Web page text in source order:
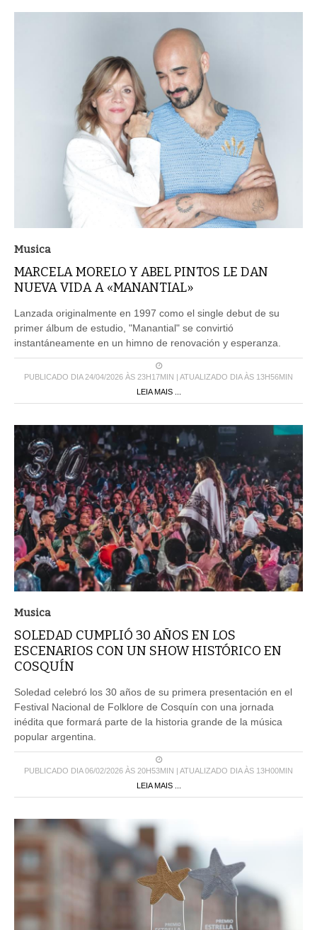
Musica
MARCELA MORELO Y ABEL PINTOS LE DAN
NUEVA VIDA A «MANANTIAL»
Lanzada originalmente en 1997 como el single debut de su
primer álbum de estudio, "Manantial" se convirtió
instantáneamente en un himno de renovación y esperanza.
PUBLICADO DIA 24/04/2026 ÀS 23H17MIN | ATUALIZADO DIA ÀS 13H56MIN
LEIA MAIS ...
Musica
SOLEDAD CUMPLIÓ 30 AÑOS EN LOS
ESCENARIOS CON UN SHOW HISTÓRICO EN
COSQUÍN
Soledad celebró los 30 años de su primera presentación en el
Festival Nacional de Folklore de Cosquín con una jornada
inédita que formará parte de la historia grande de la música
popular argentina.
PUBLICADO DIA 06/02/2026 ÀS 20H53MIN | ATUALIZADO DIA ÀS 13H00MIN
LEIA MAIS ...